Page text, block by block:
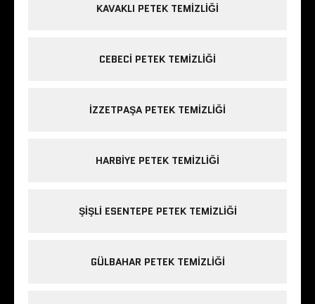
KAVAKLI PETEK TEMIZLIĞI
CEBECI PETEK TEMIZLIĞI
IZZETPAŞA PETEK TEMIZLIĞI
HARBIYE PETEK TEMIZLIĞI
ŞIŞLI ESENTEPE PETEK TEMIZLIĞI
GÜLBAHAR PETEK TEMIZLIĞI